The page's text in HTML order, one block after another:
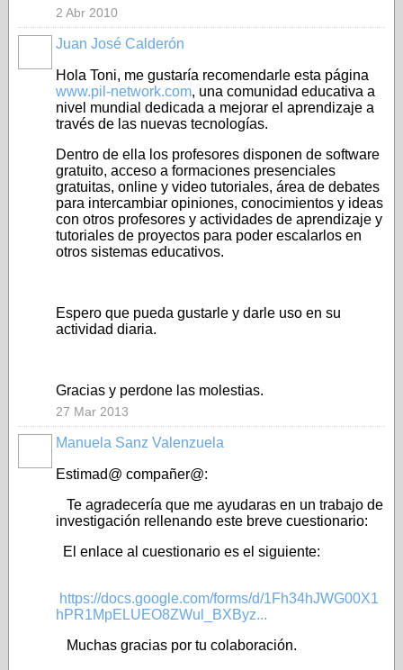
2 Abr 2010
Juan José Calderón
Hola Toni, me gustaría recomendarle esta página
www.pil-network.com, una comunidad educativa a
nivel mundial dedicada a mejorar el aprendizaje a
través de las nuevas tecnologías.
Dentro de ella los profesores disponen de software
gratuito, acceso a formaciones presenciales
gratuitas, online y video tutoriales, área de debates
para intercambiar opiniones, conocimientos y ideas
con otros profesores y actividades de aprendizaje y
tutoriales de proyectos para poder escalarlos en
otros sistemas educativos.
Espero que pueda gustarle y darle uso en su
actividad diaria.
Gracias y perdone las molestias.
27 Mar 2013
Manuela Sanz Valenzuela
Estimad@ compañer@:
Te agradecería que me ayudaras en un trabajo de
investigación rellenando este breve cuestionario:
El enlace al cuestionario es el siguiente:
https://docs.google.com/forms/d/1Fh34hJWG00X1
hPR1MpELUEO8ZWul_BXByz...
Muchas gracias por tu colaboración.